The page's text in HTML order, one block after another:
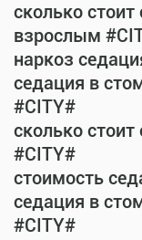
сколько
взрослым
наркоз
седация в
#CITY#
сколько
#CITY#
стоимость
седация в
#CITY#